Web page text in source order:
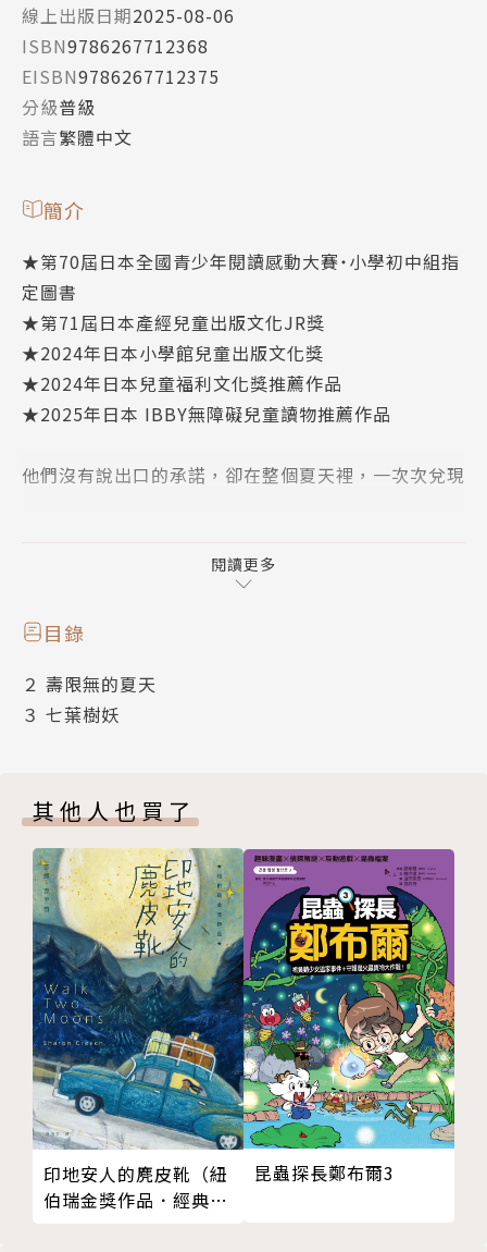
線上出版日期2025-08-06
ISBN9786267712368
EISBN9786267712375
分級普級
語言繁體中文
簡介
★第70屆日本全國青少年閱讀感動大賽˙小學初中組指
定圖書
★第71屆日本產經兒童出版文化JR獎
★2024年日本小學館兒童出版文化獎
★2024年日本兒童福利文化獎推薦作品
★2025年日本 IBBY無障礙兒童讀物推薦作品
他們沒有說出口的承諾，卻在整個夏天裡，一次次兌現
阿明有點膽小，卻總是第一個擔心朋友；
阿山和修仔鬧歸鬧，但永遠是最會「撐場」的隊友。
說出他一直以來想完成的事情，
「我也想跳啊。說不定明年就跳不了了，我覺得今年可
我們為此制定了縝密的冒險計畫......
本書以活潑幽默的筆調，描繪四個男孩在夏日氣息濃厚
的山村中，經歷充滿笑聲、衝突與感動的暑假時光，也
在友情與冒險中，悄悄埋下對生命韌性的深刻思考。
◎〈壽限無〉是日本傳統表演藝術「落語」中的經典段
子，故事講述父母為孩子取名時，因為貪心就將所有吉
祥話都加到名字裡去，結果孩子就擁有了一個超、級、
長的搞笑名字。它融合幽默與對生命的祝福，令人又好
氣又好笑。
本書特色
閱讀更多
目錄
２ 壽限無的夏天
３ 七葉樹妖
其他人也買了
印地安人的麂皮靴（紐
伯瑞金獎作品．經典新
昆蟲探長鄭布爾3